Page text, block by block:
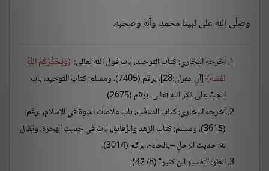
وصلَّى الله على نبينا محمدٍ، وآله وصحبه.
أخرجه البخاري: كتاب التوحيد، باب قول الله تعالى: وَيُحَذِّرُكُمُ اللَّهُ
نَفْسَهُ
[آل عمران:28]، برقم (7405)، ومسلم: كتاب التوحيد، باب
الحثِّ على ذكر الله تعالى، برقم (2675).
أخرجه البخاري: كتاب المناقب، باب علامات النبوة في الإسلام، برقم
(3615)، ومسلم: كتاب الزهد والرَّقائق، بابٌ في حديث الهجرة، ويُقال
له: حديث الرحل –بالحاء-، برقم (3014).
انظر: "تفسير ابن كثير" (8/ 42).